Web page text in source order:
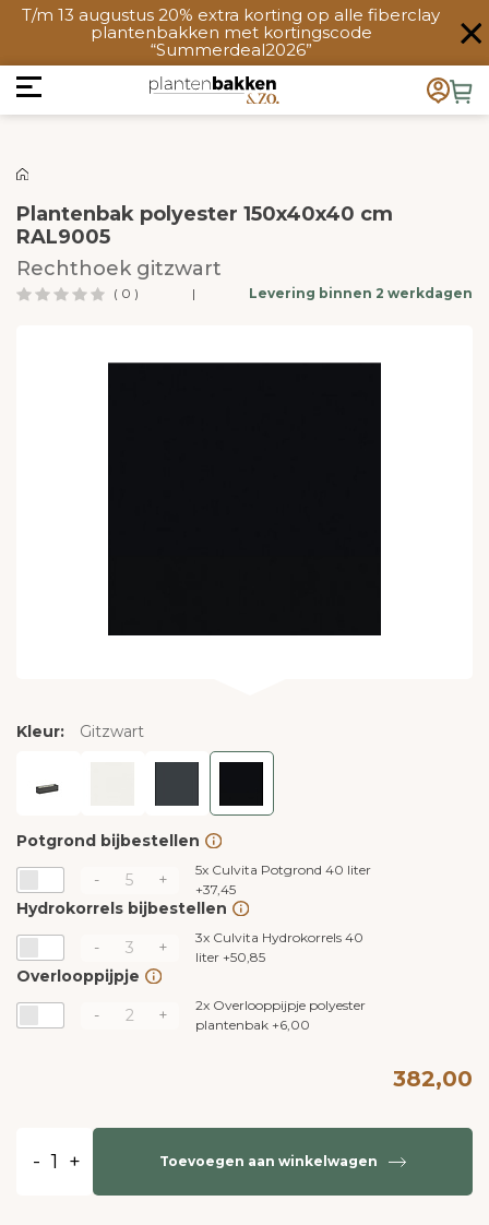
T/m 13 augustus 20% extra korting op alle fiberclay
plantenbakken met kortingscode
“Summerdeal2026”
Plantenbak polyester 150x40x40 cm
RAL9005
Rechthoek gitzwart
( 0 ) | Levering binnen 2 werkdagen
Kleur: Gitzwart
Potgrond bijbestellen
-
+ 5x Culvita Potgrond 40 liter
+37,45
Hydrokorrels bijbestellen
-
+ 3x Culvita Hydrokorrels 40
liter +50,85
Overlooppijpje
-
+ 2x Overlooppijpje polyester
plantenbak +6,00
382,00
- + Toevoegen aan winkelwagen